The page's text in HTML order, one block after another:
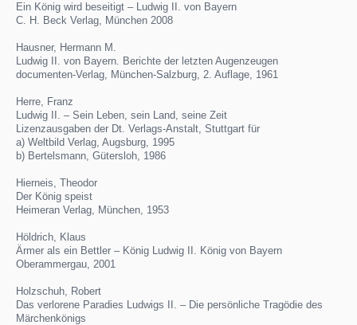
Ein König wird beseitigt – Ludwig II. von Bayern
C. H. Beck Verlag, München 2008
Hausner, Hermann M.
Ludwig II. von Bayern. Berichte der letzten Augenzeugen
documenten-Verlag, München-Salzburg, 2. Auflage, 1961
Herre, Franz
Ludwig II. – Sein Leben, sein Land, seine Zeit
Lizenzausgaben der Dt. Verlags-Anstalt, Stuttgart für
a) Weltbild Verlag, Augsburg, 1995
b) Bertelsmann, Gütersloh, 1986
Hierneis, Theodor
Der König speist
Heimeran Verlag, München, 1953
Höldrich, Klaus
Ärmer als ein Bettler – König Ludwig II. König von Bayern
Oberammergau, 2001
Holzschuh, Robert
Das verlorene Paradies Ludwigs II. – Die persönliche Tragödie des
Märchenkönigs